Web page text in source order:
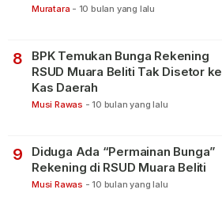
Muratara - 10 bulan yang lalu
8
BPK Temukan Bunga Rekening
RSUD Muara Beliti Tak Disetor ke
Kas Daerah
Musi Rawas - 10 bulan yang lalu
9
Diduga Ada “Permainan Bunga”
Rekening di RSUD Muara Beliti
Musi Rawas - 10 bulan yang lalu